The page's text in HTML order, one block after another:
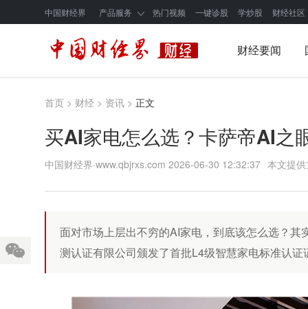
中国财经界 产品服务 热门视频 一键诊股 学炒股 财经社区
财经要闻
首页 > 财经 > 资讯 > 正文
买AI家电怎么选？卡萨帝AI之
中国财经界·www.qbjrxs.com 2026-06-30 12:32:37 本文提
面对市场上层出不穷的AI家电，到底该怎么选？
测认证有限公司颁发了首批L4级智慧家电标准认